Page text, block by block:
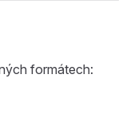
formátech: